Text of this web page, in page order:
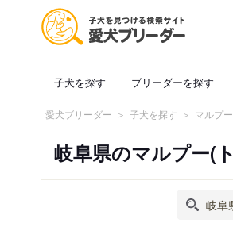
子犬を探す ブリーダーを探す
愛犬ブリーダー 子犬を探す マルプ
岐阜県のマルプー(